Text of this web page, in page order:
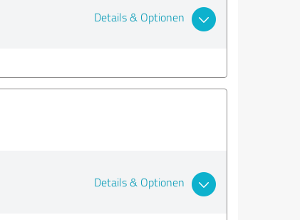
Details & Optionen
Details & Optionen